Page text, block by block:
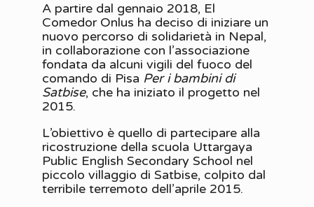
A partire dal gennaio 2018, El
Comedor Onlus ha deciso di iniziare un
nuovo percorso di solidarietà in Nepal,
in collaborazione con l’associazione
fondata da alcuni vigili del fuoco del
comando di Pisa Per i bambini di
Satbise, che ha iniziato il progetto nel
2015.
L’obiettivo è quello di partecipare alla
ricostruzione della scuola Uttargaya
Public English Secondary School nel
piccolo villaggio di Satbise, colpito dal
terribile terremoto dell’aprile 2015.